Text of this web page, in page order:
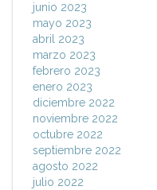
junio 2023
mayo 2023
abril 2023
marzo 2023
febrero 2023
enero 2023
diciembre 2022
noviembre 2022
octubre 2022
septiembre 2022
agosto 2022
julio 2022